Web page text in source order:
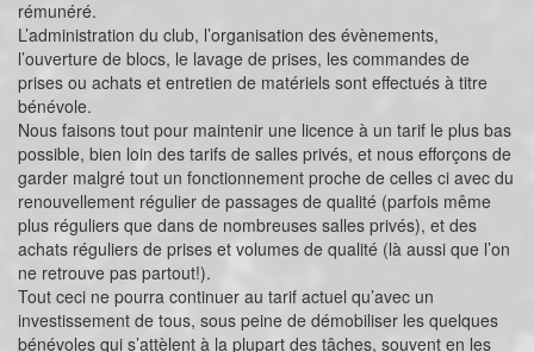
rémunéré.
L’administration du club, l’organisation des évènements,
l’ouverture de blocs, le lavage de prises, les commandes de
prises ou achats et entretien de matériels sont effectués à titre
bénévole.
Nous faisons tout pour maintenir une licence à un tarif le plus bas
possible, bien loin des tarifs de salles privés, et nous efforçons de
garder malgré tout un fonctionnement proche de celles ci avec du
renouvellement régulier de passages de qualité (parfois même
plus réguliers que dans de nombreuses salles privés), et des
achats réguliers de prises et volumes de qualité (là aussi que l’on
ne retrouve pas partout!).
Tout ceci ne pourra continuer au tarif actuel qu’avec un
investissement de tous, sous peine de démobiliser les quelques
bénévoles qui s’attèlent à la plupart des tâches, souvent en les